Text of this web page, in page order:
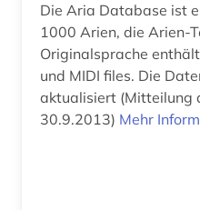
hoffmann (1)
hofkapellmeister (1)
Die Aria Database ist
1000 Arien, die Arien-
Originalsprache
und MIDI files. Die
aktualisiert (Mitteilung
30.9.2013) Mehr